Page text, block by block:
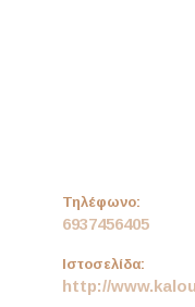
Τηλέφωνο:
6937456405
Ιστοσελίδα:
http://